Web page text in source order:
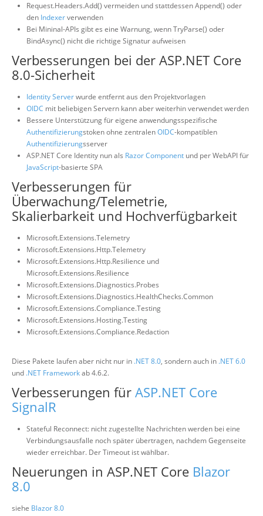
Request.Headers.Add() vermeiden und stattdessen Append() oder
den Indexerverwenden
Bei Mininal-APIs gibt es eine Warnung, wenn TryParse() oder
BindAsync() nicht die richtige Signatur aufweisen
Verbesserungen bei der ASP.NET Core
8.0-Sicherheit
Identity Serverwurde entfernt aus den Projektvorlagen
OIDC mit beliebigen Servern kann aber weiterhin verwendet werden
Bessere Unterstützung für eigene anwendungsspezifische
Authentifizierungstoken ohne zentralenOIDC-kompatiblen
Authentifizierungsserver
ASP.NET Core Identity nun als Razor Component und per WebAPI für
JavaScript-basierte SPA
Verbesserungen für
Überwachung/Telemetrie,
Skalierbarkeit und Hochverfügbarkeit
Microsoft.Extensions.Telemetry
Microsoft.Extensions.Http.Telemetry
Microsoft.Extensions.Http.Resilience und
Microsoft.Extensions.Resilience
Microsoft.Extensions.Diagnostics.Probes
Microsoft.Extensions.Diagnostics.HealthChecks.Common
Microsoft.Extensions.Compliance.Testing
Microsoft.Extensions.Hosting.Testing
Microsoft.Extensions.Compliance.Redaction
Diese Pakete laufen aber nicht nur in .NET 8.0, sondern auch in .NET 6.0
und .NET Frameworkab 4.6.2.
Verbesserungen für ASP.NET Core
SignalR
Stateful Reconnect: nicht zugestellte Nachrichten werden bei eine
Verbindungsausfalle noch später übertragen, nachdem Gegenseite
wieder erreichbar. Der Timeout ist wählbar.
Neuerungen in ASP.NET Core Blazor
8.0
siehe Blazor 8.0